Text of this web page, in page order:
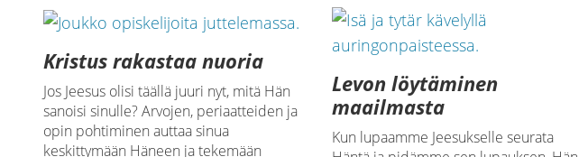
Kristus rakastaa nuoria
Jos Jeesus olisi täällä juuri nyt, mitä Hän
sanoisi sinulle? Arvojen, periaatteiden ja
opin pohtiminen auttaa sinua
keskittymään Häneen ja tekemään
Levon löytäminen
maailmasta
Kun lupaamme Jeesukselle seurata